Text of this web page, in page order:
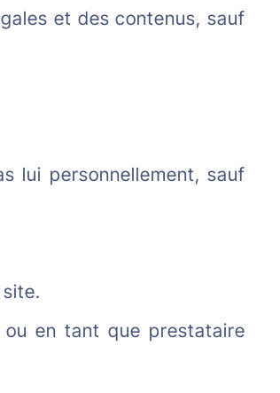
et des contenus, sauf
lui personnellement, sauf
ou en tant que prestataire